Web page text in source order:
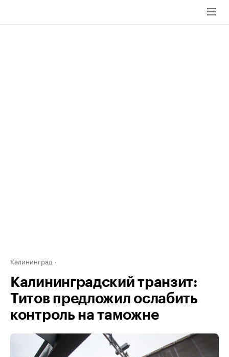
Калининград
Калининградский транзит:
Титов предложил ослабить
контроль на таможне